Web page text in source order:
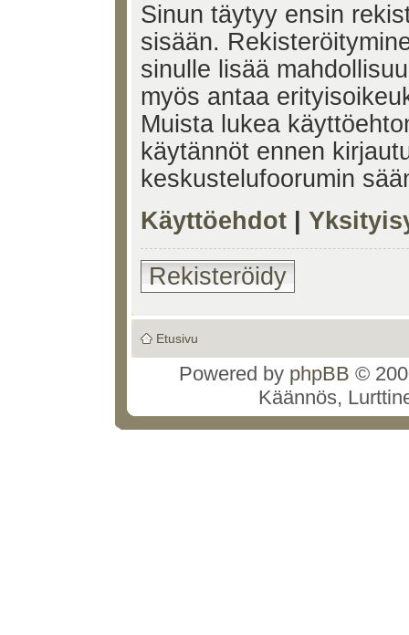
Sinun täytyy ensin
sisään.
sinulle lisää
myös antaa
Muista lukea
käytännöt ennen
keskustelufoorumin
Käyttöehdot
Rekisteröidy
Etusivu
Powered by phpBB ©
Käännös,